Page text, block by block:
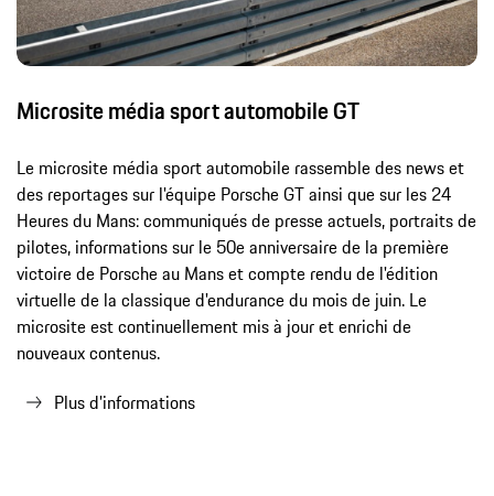
Microsite média sport automobile GT
Le microsite média sport automobile rassemble des news et
des reportages sur l'équipe Porsche GT ainsi que sur les 24
Heures du Mans: communiqués de presse actuels, portraits de
pilotes, informations sur le 50e anniversaire de la première
victoire de Porsche au Mans et compte rendu de l'édition
virtuelle de la classique d'endurance du mois de juin. Le
microsite est continuellement mis à jour et enrichi de
nouveaux contenus.
Plus d'informations